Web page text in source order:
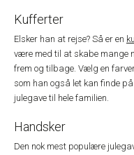
Kufferter
Elsker han at rejse? Så er en
være med til at skabe mange
frem og tilbage. Vælg en
som han også let kan finde
julegave til hele familien.
Handsker
Den nok mest populære